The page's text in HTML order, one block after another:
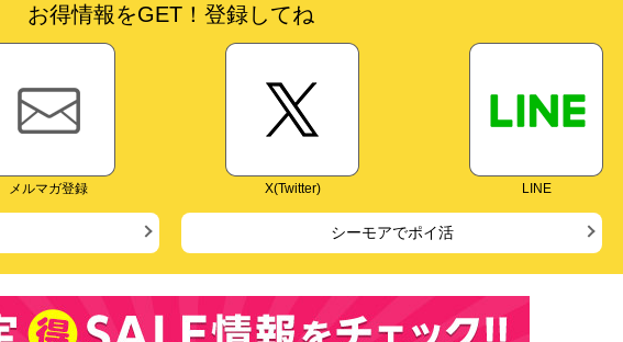
お得情報をGET！登録してね
メルマガ登録 X(Twitter) LINE
シーモアでポイ活